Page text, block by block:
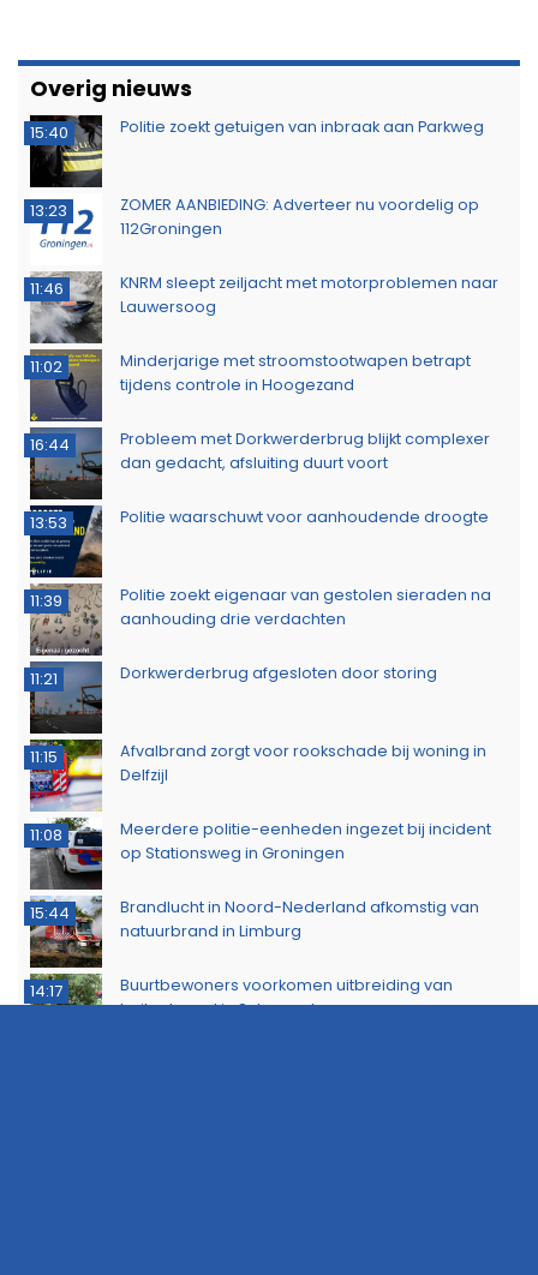
Overig nieuws
15:40 Politie zoekt getuigen van inbraak aan Parkweg
13:23
ZOMER AANBIEDING: Adverteer nu voordelig op
112Groningen
11:46
KNRM sleept zeiljacht met motorproblemen naar
Lauwersoog
11:02
Minderjarige met stroomstootwapen betrapt
tijdens controle in Hoogezand
16:44
Probleem met Dorkwerderbrug blijkt complexer
dan gedacht, afsluiting duurt voort
13:53 Politie waarschuwt voor aanhoudende droogte
11:39
Politie zoekt eigenaar van gestolen sieraden na
aanhouding drie verdachten
11:21 Dorkwerderbrug afgesloten door storing
11:15
Afvalbrand zorgt voor rookschade bij woning in
Delfzijl
11:08
Meerdere politie-eenheden ingezet bij incident
op Stationsweg in Groningen
15:44
Brandlucht in Noord-Nederland afkomstig van
natuurbrand in Limburg
14:17
Buurtbewoners voorkomen uitbreiding van
buitenbrand in Scheemda